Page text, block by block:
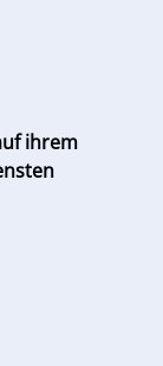
ihrem